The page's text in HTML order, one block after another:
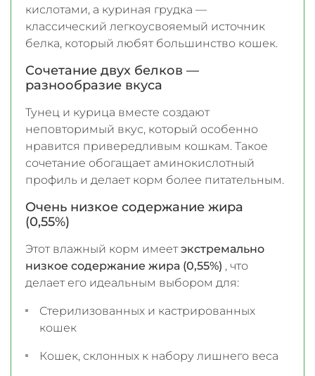
кислотами, а куриная грудка —
классический легкоусвояемый источник
белка, который любят большинство кошек.
Сочетание двух белков —
разнообразие вкуса
Тунец и курица вместе создают
неповторимый вкус, который особенно
нравится привередливым кошкам. Такое
сочетание обогащает аминокислотный
профиль и делает корм более питательным.
Очень низкое содержание жира
(0,55%)
Этот влажный корм имеет экстремально
низкое содержание жира (0,55%) , что
делает его идеальным выбором для:
Стерилизованных и кастрированных
кошек
Кошек, склонных к набору лишнего веса